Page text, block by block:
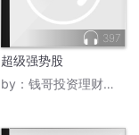
397
超级强势股
by： 钱哥投资理财读书圈